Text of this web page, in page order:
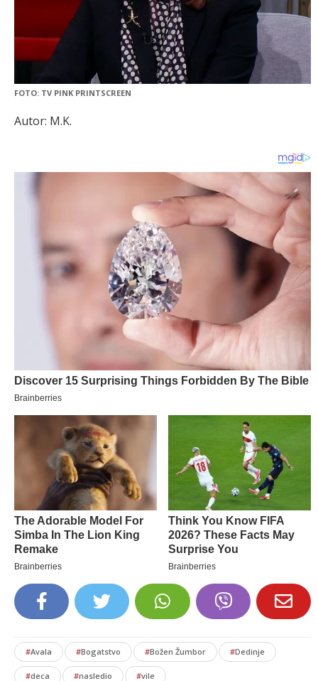
FOTO: TV PINK PRINTSCREEN
Autor: M.K.
#Avala #Bogatstvo #Božen Žumbor #Dedinje
#deca #nasledio #vile